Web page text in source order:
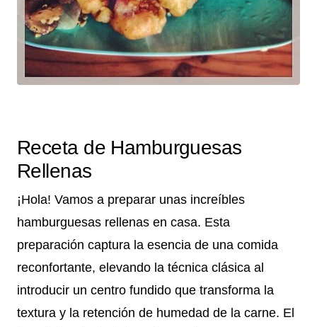
Receta de Hamburguesas
Rellenas
¡Hola! Vamos a preparar unas increíbles
hamburguesas rellenas en casa. Esta
preparación captura la esencia de una comida
reconfortante, elevando la técnica clásica al
introducir un centro fundido que transforma la
textura y la retención de humedad de la carne. El